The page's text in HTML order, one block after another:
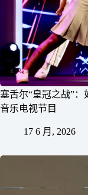
塞舌尔“皇冠之战”
音乐电视节目
17 6 月, 2026